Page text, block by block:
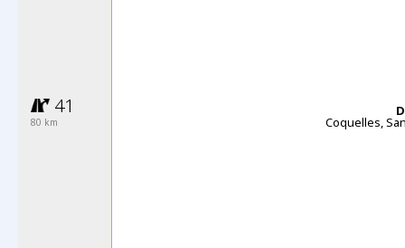
41
80 km Coquelles,